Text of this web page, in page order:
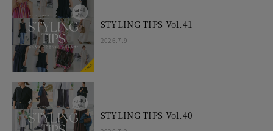
STYLING TIPS Vol.41
2026.7.9
STYLING TIPS Vol.40